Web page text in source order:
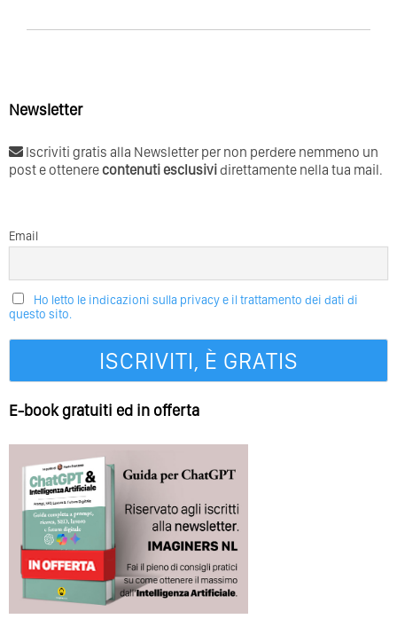
Newsletter
Iscriviti gratis alla Newsletter per non perdere nemmeno un
post e ottenerecontenuti esclusividirettamente nella tua mail.
Email
Ho letto le indicazioni sulla privacy e il trattamento dei dati di
questo sito.
E-book gratuiti ed in offerta